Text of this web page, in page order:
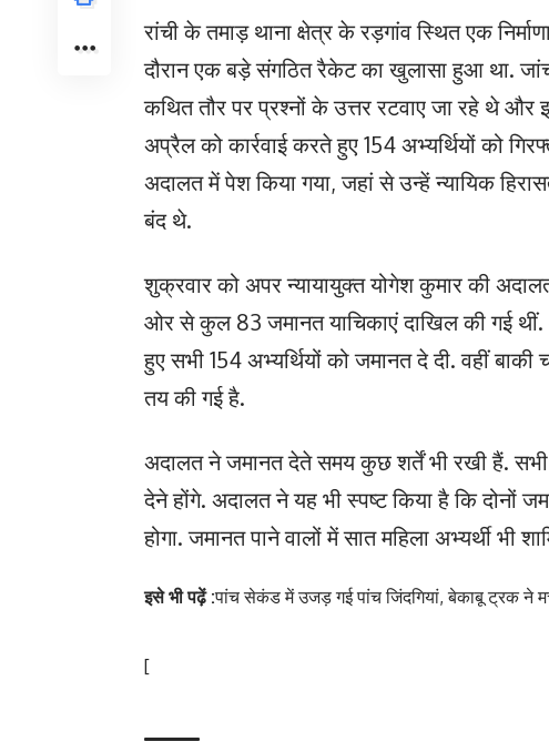
रांची के तमाड़ थाना क्षेत्र के रड़गांव स्थित एक
दौरान एक बड़े संगठित रैकेट का खुलासा हुआ था.
कथित तौर पर प्रश्नों के उत्तर रटवाए जा रहे थे
अप्रैल को कार्रवाई करते हुए 154 अभ्यर्थियों को
अदालत में पेश किया गया, जहां से उन्हें न्यायिक
बंद थे.
शुक्रवार को अपर न्यायायुक्त योगेश कुमार की
ओर से कुल 83 जमानत याचिकाएं दाखिल की गई
हुए सभी 154 अभ्यर्थियों को जमानत दे दी. वहीं
तय की गई है.
अदालत ने जमानत देते समय कुछ शर्तें भी रखी हैं.
देने होंगे. अदालत ने यह भी स्पष्ट किया है कि दोनों
होगा. जमानत पाने वालों में सात महिला अभ्यर्थी भी
इसे भी पढ़ें :पांच सेकंड में उजड़ गई पांच जिंदगियां, बेकाबू ट्रक ने
[